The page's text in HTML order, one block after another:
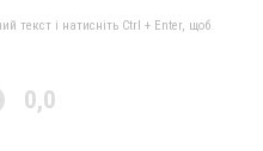
текст і натисніть Ctrl + Enter, щоб
0,0